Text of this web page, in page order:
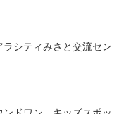
ラシティみさと交流セン